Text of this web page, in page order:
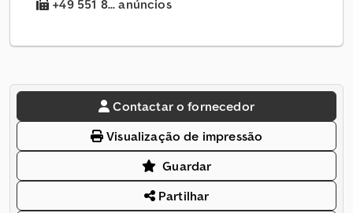
+49 551 8... anúncios
Contactar o fornecedor
Visualização de impressão
Guardar
Partilhar